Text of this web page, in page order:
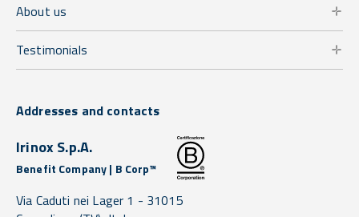
About us
Testimonials
Addresses and contacts
Irinox S.p.A.
Benefit Company | B Corp™
Via Caduti nei Lager 1 - 31015